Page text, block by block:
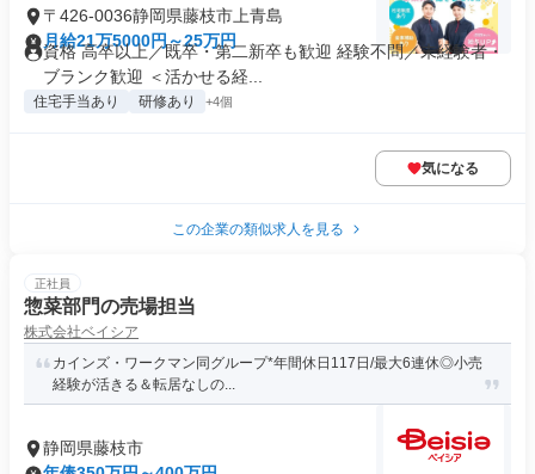
〒426-0036静岡県藤枝市上青島
月給21万5000円～25万円
資格 高卒以上／既卒・第二新卒も歓迎 経験不問／未経験者・
ブランク歓迎 ＜活かせる経...
住宅手当あり 研修あり +4個
気になる
この企業の類似求人を見る
正社員
惣菜部門の売場担当
株式会社ベイシア
カインズ・ワークマン同グループ*年間休日117日/最大6連休◎小売
経験が活きる＆転居なしの...
静岡県藤枝市